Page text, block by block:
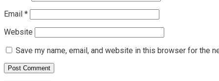
Email *
Website
Save my name, email, and website in this browser for the